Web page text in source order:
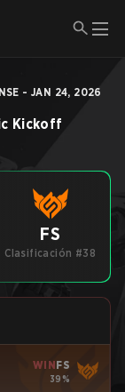
- JAN 24, 2026
Kickoff
FS
Clasificación #38
WINFS
39%